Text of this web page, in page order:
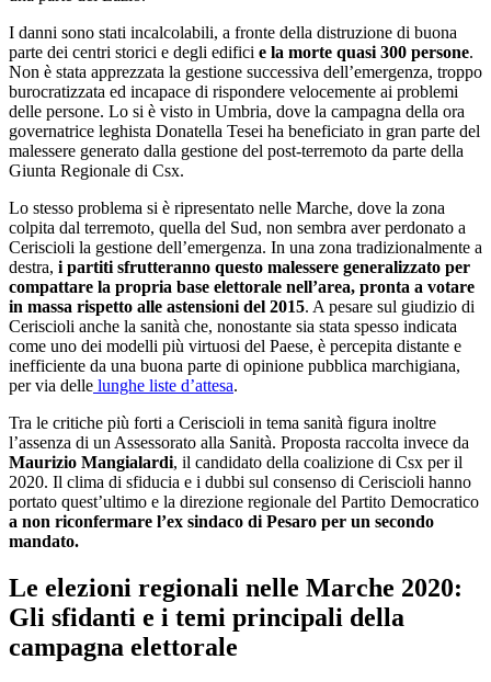
Il Governatore uscente, Luca Ceriscioli
Professore di matematica all’Itis di Urbino, nato e vissuto a Pesaro di
cui è stato sindaco dal 2004 al 2014, Luca Ceriscioli è il
Governatore uscente della Regione Marche. Una carriera precoce,
con le esperienze come consigliere del comune di Pesaro e la delega
come assessore alle politiche per la collettività e il territorio.
Alle elezioni regionali nelle Marche del 2015 trionfa con il 41% dei
voti a capo di una coalizione di Centro-sinistra a guida Pd.
Eppure, il dato più eclatante di quelle elezioni fu sicuramente
l’altissimoastensionismo(46.1%). Un dato importante da
considerare perché il clima di sfiducia verso la politica era ed è
rimasta una costante nelle dinamiche marchigiane, con cui il
Governatore Ceriscioli ha dovuto fare i conti.
Ceriscioli all’epoca si presentava come un candidato nuovo, di
rottura,l’uomo estraneo alla logica delle correnti interne. Il
Marche e ad un rilancio del suo ruolo sul piano nazionale ed
internazionale
, attraverso un potenziamento delle infrastrutture, ad
una sanità più capillare e alla trasparenza delle decisioni politiche.
Eppure Ceriscioli non è mai riuscito a farsi amare dai
marchigiani